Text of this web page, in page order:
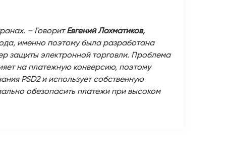
– ГоворитЕвгений Лохматиков,
именно поэтому была разработана
защиты электронной торговли. Проблема
на платежную конверсию, поэтому
PSD2 и использует собственную
обезопасить платежи при высоком